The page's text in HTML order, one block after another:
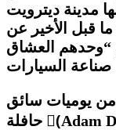
قبل الأخير عن
العشاق
من يوميات سائق
حافلة (َAdam